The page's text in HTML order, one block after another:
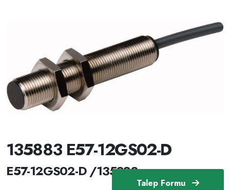
Talep Formu
135883 E57-12GS02-D
E57-12GS02-D /135883